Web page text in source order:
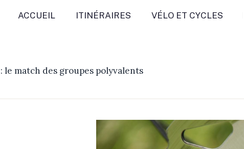
ACCUEIL ITINÉRAIRES VÉLO ET CYCLES
: le match des groupes polyvalents